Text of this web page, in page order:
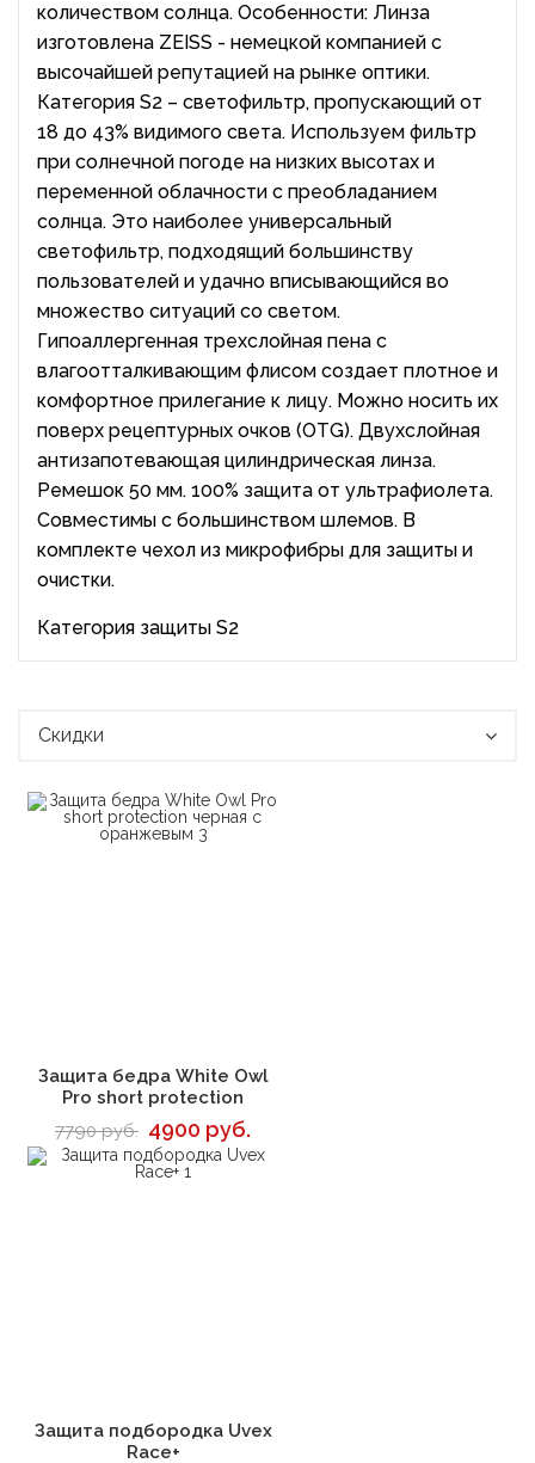
количеством солнца. Особенности: Линза
изготовлена ZEISS - немецкой компанией с
высочайшей репутацией на рынке оптики.
Категория S2 – светофильтр, пропускающий от
18 до 43% видимого света. Используем фильтр
при солнечной погоде на низких высотах и
переменной облачности с преобладанием
солнца. Это наиболее универсальный
светофильтр, подходящий большинству
пользователей и удачно вписывающийся во
множество ситуаций со светом.
Гипоаллергенная трехслойная пена с
влагоотталкивающим флисом создает плотное и
комфортное прилегание к лицу. Можно носить их
поверх рецептурных очков (OTG). Двухслойная
антизапотевающая цилиндрическая линза.
Ремешок 50 мм. 100% защита от ультрафиолета.
Совместимы с большинством шлемов. В
комплекте чехол из микрофибры для защиты и
очистки.
Категория защиты S2
Скидки
В корзину
Защита бедра White Owl
Pro short protection
7790 руб. 4900 руб.
В корзину
Защита подбородка Uvex
Race+